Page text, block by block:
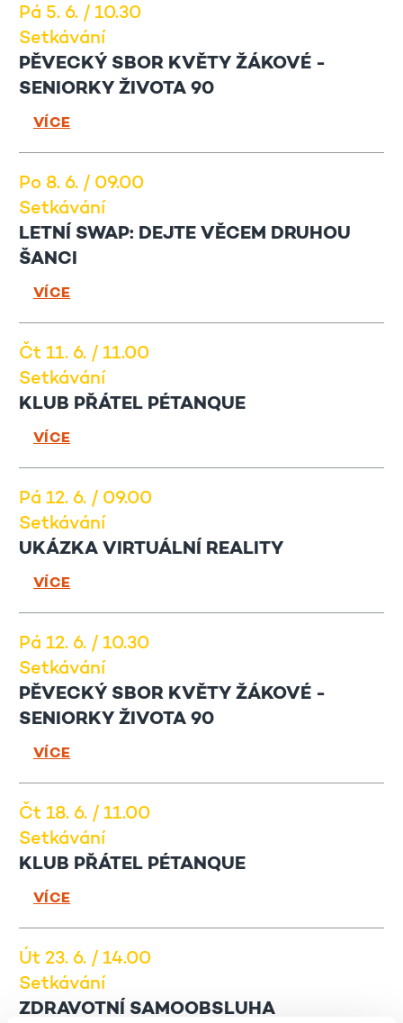
Pá 5. 6. / 10.30
Setkávání
PĚVECKÝ SBOR KVĚTY ŽÁKOVÉ -
SENIORKY ŽIVOTA 90
VÍCE
Po 8. 6. / 09.00
Setkávání
LETNÍ SWAP: DEJTE VĚCEM DRUHOU
ŠANCI
VÍCE
Čt 11. 6. / 11.00
Setkávání
KLUB PŘÁTEL PÉTANQUE
VÍCE
Pá 12. 6. / 09.00
Setkávání
UKÁZKA VIRTUÁLNÍ REALITY
VÍCE
Pá 12. 6. / 10.30
Setkávání
PĚVECKÝ SBOR KVĚTY ŽÁKOVÉ -
SENIORKY ŽIVOTA 90
VÍCE
Čt 18. 6. / 11.00
Setkávání
KLUB PŘÁTEL PÉTANQUE
VÍCE
Út 23. 6. / 14.00
Setkávání
ZDRAVOTNÍ SAMOOBSLUHA